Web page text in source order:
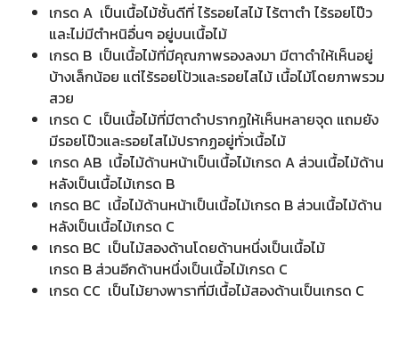
เกรด A เป็นเนื้อไม้ชั้นดีที่ ไร้รอยไสไม้ ไร้ตาตำ ไร้รอยโป๊ว
และไม่มีตำหนิอื่นๆ อยู่บนเนื้อไม้
เกรด B เป็นเนื้อไม้ที่มีคุณภาพรองลงมา มีตาดำให้เห็นอยู่
บ้างเล็กน้อย แต่ไร้รอยโป้วและรอยไสไม้ เนื้อไม้โดยภาพรวม
สวย
เกรด C เป็นเนื้อไม้ที่มีตาดำปรากฏให้เห็นหลายจุด แถมยัง
มีรอยโป๊วและรอยไสไม้ปรากฏอยู่ทั่วเนื้อไม้
เกรด AB เนื้อไม้ด้านหน้าเป็นเนื้อไม้เกรด A ส่วนเนื้อไม้ด้าน
หลังเป็นเนื้อไม้เกรด B
เกรด BC เนื้อไม้ด้านหน้าเป็นเนื้อไม้เกรด B ส่วนเนื้อไม้ด้าน
หลังเป็นเนื้อไม้เกรด C
เกรด BC เป็นไม้สองด้านโดยด้านหนึ่งเป็นเนื้อไม้
เกรด B ส่วนอีกด้านหนึ่งเป็นเนื้อไม้เกรด C
เกรด CC เป็นไม้ยางพาราที่มีเนื้อไม้สองด้านเป็นเกรด C